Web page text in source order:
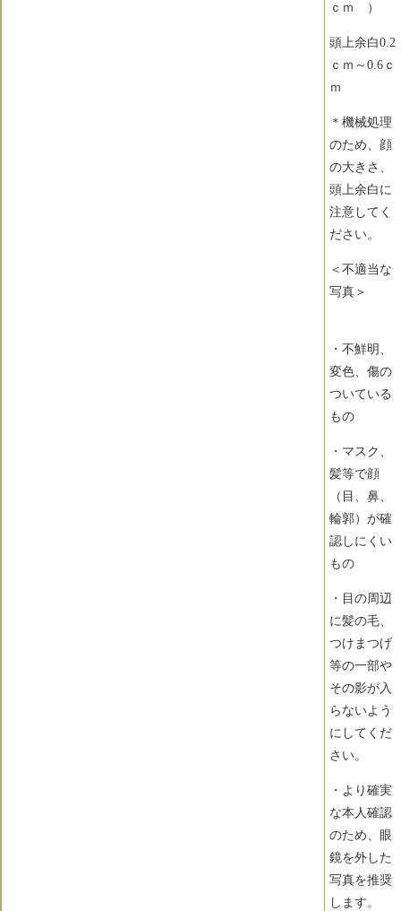
ｃｍ ）
頭上余白0.2
ｃｍ～0.6ｃ
ｍ
＊機械処理
のため、顔
の大きさ、
頭上余白に
注意してく
ださい。
＜不適当な
写真＞
・不鮮明、
変色、傷の
ついている
もの
・マスク、
髪等で顔
（目、鼻、
輪郭）が確
認しにくい
もの
・目の周辺
に髪の毛、
つけまつげ
等の一部や
その影が入
らないよう
にしてくだ
さい。
・より確実
な本人確認
のため、眼
鏡を外した
写真を推奨
します。